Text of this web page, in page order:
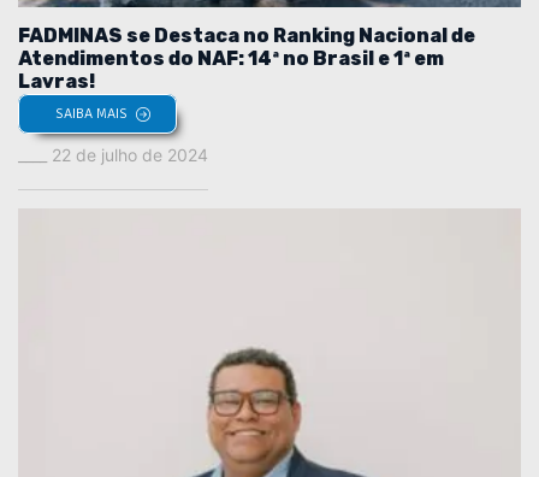
FADMINAS se Destaca no Ranking Nacional de
Atendimentos do NAF: 14ª no Brasil e 1ª em
Lavras!
SAIBA MAIS
22 de julho de 2024